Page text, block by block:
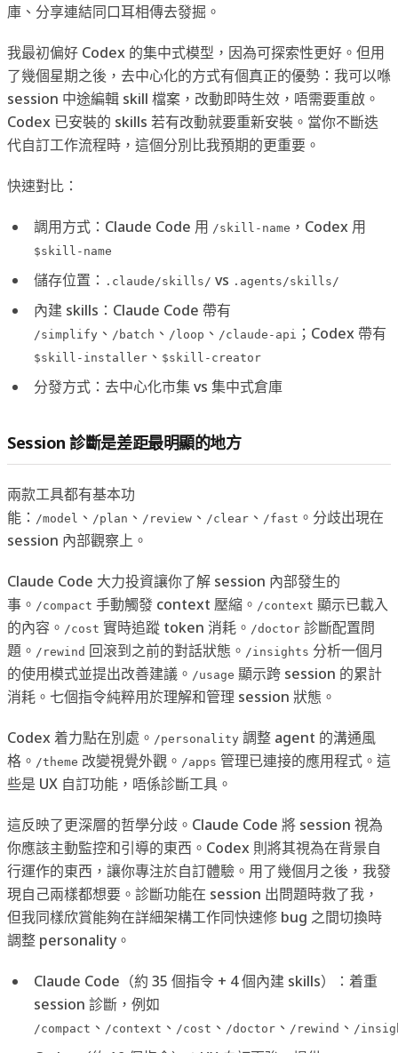
庫、分享連結同口耳相傳去發掘。
我最初偏好 Codex 的集中式模型，因為可探索性更好。但用
了幾個星期之後，去中心化的方式有個真正的優勢：我可以喺
session 中途編輯 skill 檔案，改動即時生效，唔需要重啟。
Codex 已安裝的 skills 若有改動就要重新安裝。當你不斷迭
代自訂工作流程時，這個分別比我預期的更重要。
快速對比：
調用方式：Claude Code 用 /skill-name ，Codex 用
$skill-name
儲存位置： .claude/skills/ vs .agents/skills/
內建 skills：Claude Code 帶有
/simplify 、 /batch 、 /loop 、 /claude-api ；Codex 帶有
$skill-installer 、 $skill-creator
分發方式：去中心化市集 vs 集中式倉庫
Session 診斷是差距最明顯的地方
兩款工具都有基本功
能： /model 、 /plan 、 /review 、 /clear 、 /fast 。分歧出現在
session 內部觀察上。
Claude Code 大力投資讓你了解 session 內部發生的
事。 /compact 手動觸發 context 壓縮。 /context 顯示已載入
的內容。 /cost 實時追蹤 token 消耗。 /doctor 診斷配置問
題。 /rewind 回滾到之前的對話狀態。 /insights 分析一個月
的使用模式並提出改善建議。 /usage 顯示跨 session 的累計
消耗。七個指令純粹用於理解和管理 session 狀態。
Codex 着力點在別處。 /personality 調整 agent 的溝通風
格。 /theme 改變視覺外觀。 /apps 管理已連接的應用程式。這
些是 UX 自訂功能，唔係診斷工具。
這反映了更深層的哲學分歧。Claude Code 將 session 視為
你應該主動監控和引導的東西。Codex 則將其視為在背景自
行運作的東西，讓你專注於自訂體驗。用了幾個月之後，我發
現自己兩樣都想要。診斷功能在 session 出問題時救了我，
但我同樣欣賞能夠在詳細架構工作同快速修 bug 之間切換時
調整 personality。
Claude Code（約 35 個指令 + 4 個內建 skills）：着重
session 診斷，例如
/compact 、 /context 、 /cost 、 /doctor 、 /rewind 、 /